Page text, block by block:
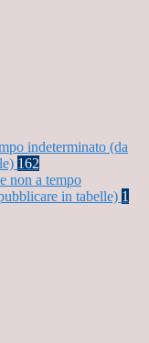
indeterminato (da
162
non a tempo
in tabelle) 1